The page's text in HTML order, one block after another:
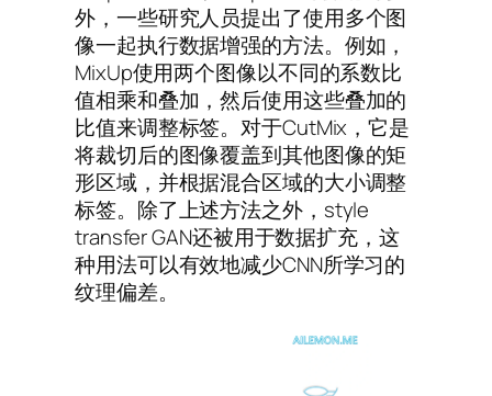
外，一些研究人员提出了使用多个图
像一起执行数据增强的方法。例如，
MixUp使用两个图像以不同的系数比
值相乘和叠加，然后使用这些叠加的
比值来调整标签。对于CutMix，它是
将裁切后的图像覆盖到其他图像的矩
形区域，并根据混合区域的大小调整
标签。除了上述方法之外，style
transfer GAN还被用于数据扩充，这
种用法可以有效地减少CNN所学习的
纹理偏差。